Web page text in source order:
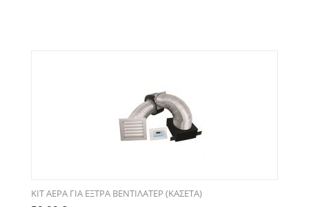
ΚΙΤ ΑΕΡΑ ΓΙΑ ΕΞΤΡΑ ΒΕΝΤΙΛΑΤΕΡ (ΚΑΣΕΤΑ)